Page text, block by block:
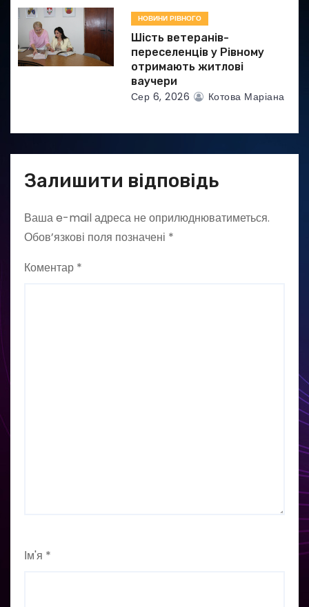
НОВИНИ РІВНОГО
Шість ветеранів-
переселенців у Рівному
отримають житлові
ваучери
Сер 6, 2026 Котова Маріана
Залишити відповідь
Ваша e-mail адреса не оприлюднюватиметься.
Обов’язкові поля позначені *
Коментар *
Ім'я *